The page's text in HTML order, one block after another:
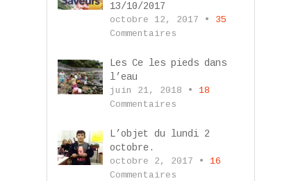
13/10/2017
octobre 12, 2017 • 35
Commentaires
Les Ce les pieds dans
l’eau
juin 21, 2018 • 18
Commentaires
L’objet du lundi 2
octobre.
octobre 2, 2017 • 16
Commentaires